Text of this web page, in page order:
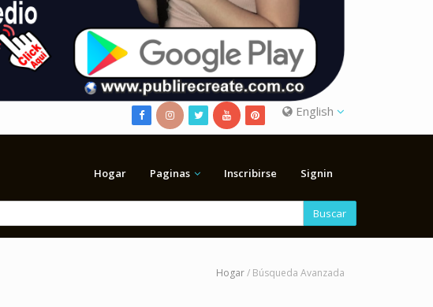
English
Hogar Paginas Inscribirse Signin
Buscar
Hogar/ Búsqueda Avanzada